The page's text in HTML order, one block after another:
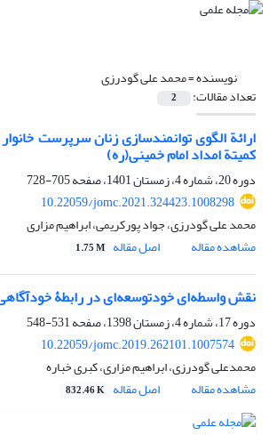
نویسنده =محمد علی گودرزی
تعداد مقالات: 2
ارائة الگوی توانمندسازی زنان سرپرست
کمیتة امداد امام خمینی(ره)
دوره 20، شماره 4، زمستان 1401، صفحه
705-728
10.22059/jomc.2021.324423.1008298
محمد علی گودرزی، جواد پورکریمی، ابراهیم مزاری
مشاهده مقاله
اصل مقاله 1.75 M
نقش واسطه‌ای خودتوسعه‌ای در رابطۀ
دوره 17، شماره 4، زمستان 1398، صفحه
531-548
10.22059/jomc.2019.262101.1007574
محمدعلی گودرزی، ابراهیم مزاری، کبری خباره
مشاهده مقاله
اصل مقاله 832.46 K